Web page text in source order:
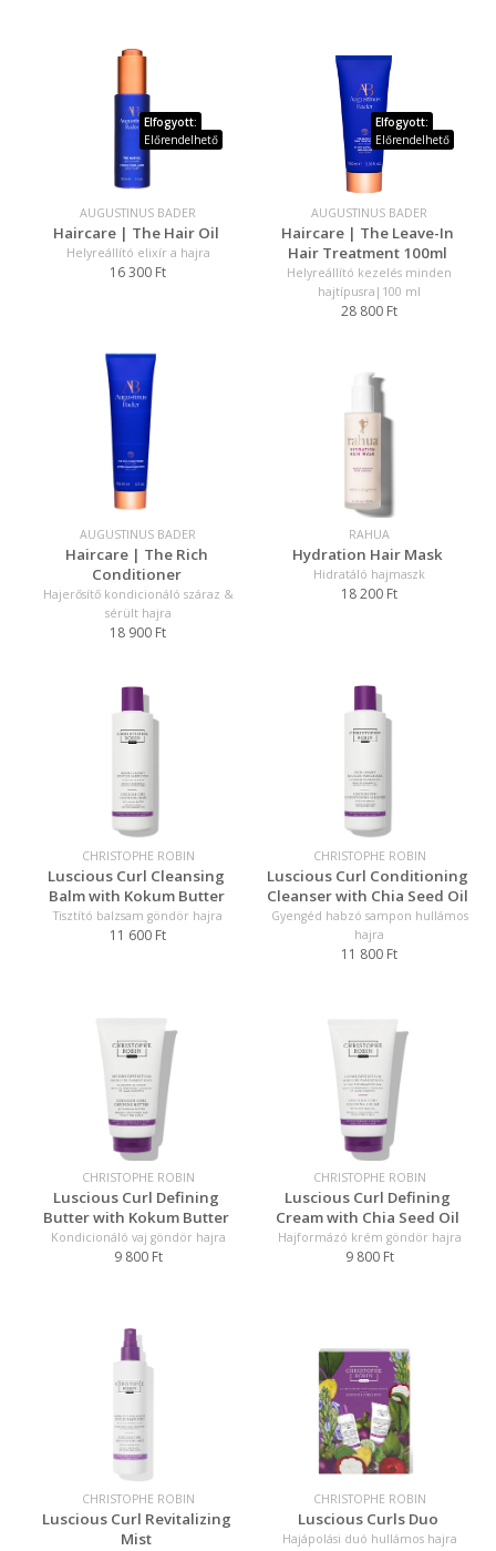
Elfogyott:
Előrendelhető
AUGUSTINUS BADER
Haircare | The Hair Oil
Helyreállító elixír a hajra
16 300 Ft
Elfogyott:
Előrendelhető
AUGUSTINUS BADER
Haircare | The Leave-In
Hair Treatment 100ml
Helyreállító kezelés minden
hajtípusra|100 ml
28 800 Ft
AUGUSTINUS BADER
Haircare | The Rich
Conditioner
Hajerősítő kondicionáló száraz &
sérült hajra
18 900 Ft
RAHUA
Hydration Hair Mask
Hidratáló hajmaszk
18 200 Ft
CHRISTOPHE ROBIN
Luscious Curl Cleansing
Balm with Kokum Butter
Tisztító balzsam göndör hajra
11 600 Ft
CHRISTOPHE ROBIN
Luscious Curl Conditioning
Cleanser with Chia Seed Oil
Gyengéd habzó sampon hullámos
hajra
11 800 Ft
CHRISTOPHE ROBIN
Luscious Curl Defining
Butter with Kokum Butter
Kondicionáló vaj göndör hajra
9 800 Ft
CHRISTOPHE ROBIN
Luscious Curl Defining
Cream with Chia Seed Oil
Hajformázó krém göndör hajra
9 800 Ft
CHRISTOPHE ROBIN
Luscious Curl Revitalizing
Mist
CHRISTOPHE ROBIN
Luscious Curls Duo
Hajápolási duó hullámos hajra